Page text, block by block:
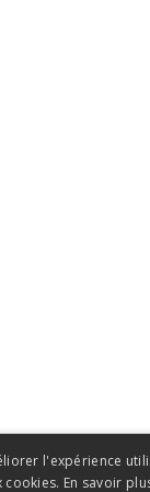
l'expérience
En savoir